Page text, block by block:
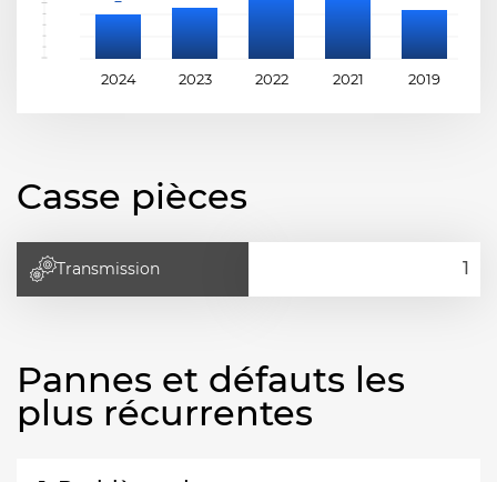
2024 2023 2022 2021 2019
Casse pièces
Transmission
Pannes et défauts les
plus récurrentes